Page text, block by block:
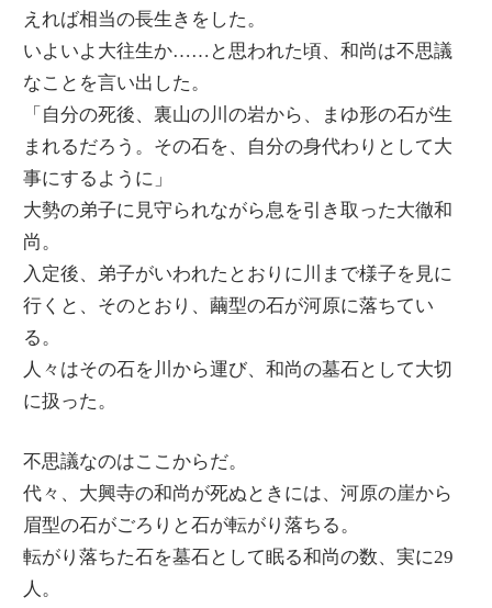
えれば相当の長生きをした。
いよいよ大往生か……と思われた頃、和尚は不思議
なことを言い出した。
「自分の死後、裏山の川の岩から、まゆ形の石が生
まれるだろう。その石を、自分の身代わりとして大
事にするように」
大勢の弟子に見守られながら息を引き取った大徹和
尚。
入定後、弟子がいわれたとおりに川まで様子を見に
行くと、そのとおり、繭型の石が河原に落ちてい
る。
人々はその石を川から運び、和尚の墓石として大切
に扱った。
不思議なのはここからだ。
代々、大興寺の和尚が死ぬときには、河原の崖から
眉型の石がごろりと石が転がり落ちる。
転がり落ちた石を墓石として眠る和尚の数、実に29
人。